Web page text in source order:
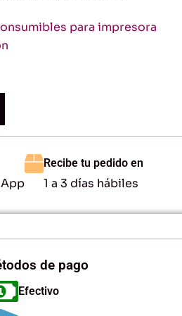
para impresora
Recibe tu pedido en
1 a 3 días hábiles
de pago
Efectivo